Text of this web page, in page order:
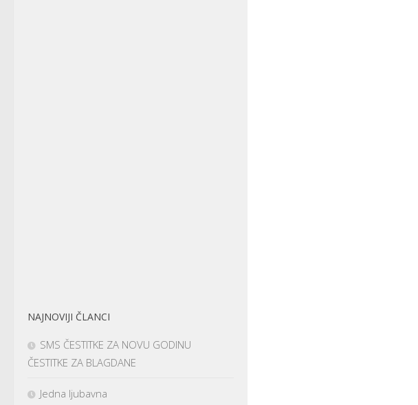
NAJNOVIJI ČLANCI
SMS ČESTITKE ZA NOVU GODINU
ČESTITKE ZA BLAGDANE
Jedna ljubavna